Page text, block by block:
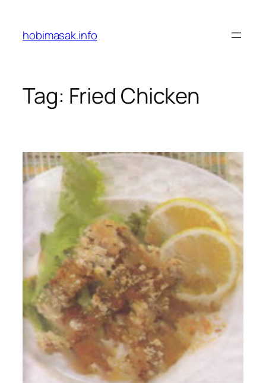
content
hobimasak.info
Tag: Fried Chicken